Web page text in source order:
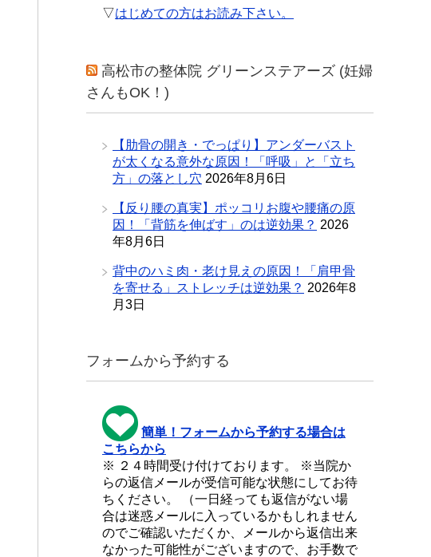
▽はじめての方はお読み下さい。
高松市の整体院 グリーンステアーズ (妊婦
さんもOK！)
【肋骨の開き・でっぱり】アンダーバスト
が太くなる意外な原因！「呼吸」と「立ち
方」の落とし穴 2026年8月6日
【反り腰の真実】ポッコリお腹や腰痛の原
因！「背筋を伸ばす」のは逆効果？ 2026
年8月6日
背中のハミ肉・老け見えの原因！「肩甲骨
を寄せる」ストレッチは逆効果？ 2026年8
月3日
フォームから予約する
簡単！フォームから予約する場合は
こちらから
※ ２４時間受け付けております。 ※当院か
らの返信メールが受信可能な状態にしてお待
ちください。 （一日経っても返信がない場
合は迷惑メールに入っているかもしれません
のでご確認いただくか、メールから返信出来
なかった可能性がございますので、お手数で